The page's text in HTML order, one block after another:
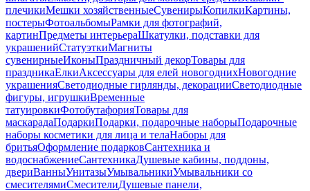
плечикиМешки хозяйственныеСувенирыКопилкиКартины,
постерыФотоальбомыРамки для фотографий,
картинПредметы интерьераШкатулки, подставки для
украшенийСтатуэткиМагниты
сувенирныеИконыПраздничный декорТовары для
праздникаЕлкиАксессуары для елей новогоднихНовогодние
украшенияСветодиодные гирлянды, декорацииСветодиодные
фигуры, игрушкиВременные
татуировкиФотобутафорияТовары для
маскарадаПодаркиПодарки, подарочные наборыПодарочные
наборы косметики для лица и телаНаборы для
бритьяОформление подарковСантехника и
водоснабжениеСантехникаДушевые кабины, поддоны,
двериВанныУнитазыУмывальникиУмывальники со
смесителямиСмесителиДушевые панели,